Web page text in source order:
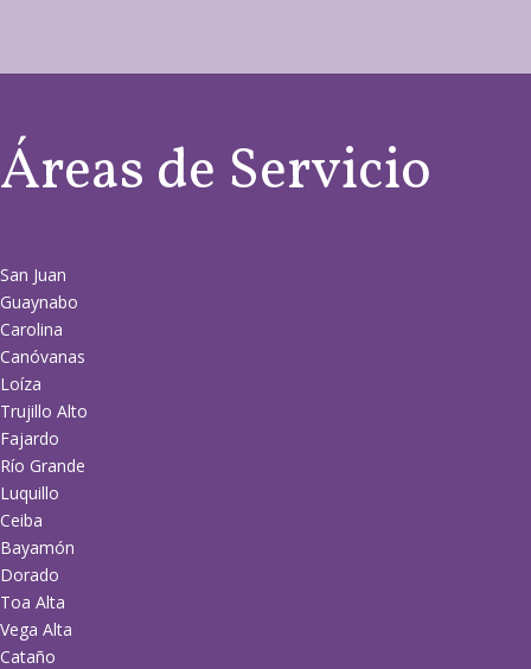
Áreas de Servicio
San Juan
Guaynabo
Carolina
Canóvanas
Loíza
Trujillo Alto
Fajardo
Río Grande
Luquillo
Ceiba
Bayamón
Dorado
Toa Alta
Vega Alta
Cataño